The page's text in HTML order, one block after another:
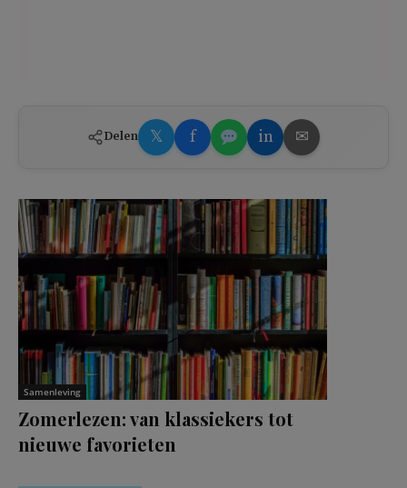
Delen 𝕏 f in ✉
Samenleving
Zomerlezen: van klassiekers tot
nieuwe favorieten